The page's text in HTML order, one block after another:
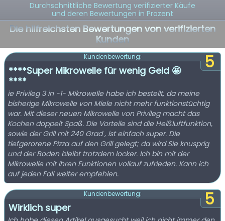
Durchschnittliche Bewertung verifizierter Käufe
und deren Bewertungen in Prozent
Die hilfreichsten Bewertungen von verifizierten
Kunden
5
Kundenbewertung:
****Super Mikrowelle für wenig Geld 🤩
****
ie Privileg 3 in -1- Mikrowelle habe ich bestellt, da meine
bisherige Mikrowelle von Miele nicht mehr funktionstüchtig
war. Mit dieser neuen Mikrowelle von Privileg macht das
Kochen doppelt Spaß. Die Vorteile sind die Heißluftfunktion,
sowie der Grill mit 240 Grad , ist einfach super. Die
tiefgerorene Pizza auf den Grill gelegt; da wird Sie knusprig
und der Boden bleibt trotzdem locker. Ich bin mit der
Mikrowelle mit Ihren Funktionen vollauf zufrieden. Kann ich
auf jeden Fall weiter empfehlen.
5
Kundenbewertung:
Wirklich super